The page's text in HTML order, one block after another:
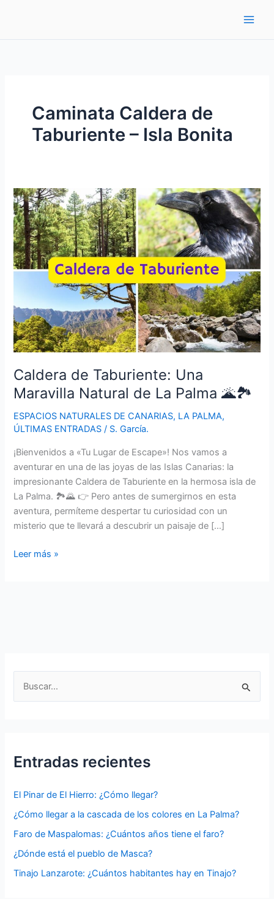
Caminata Caldera de
Taburiente – Isla Bonita
Caldera de Taburiente: Una
Maravilla Natural de La Palma 🌋🏞️
ESPACIOS NATURALES DE CANARIAS, LA PALMA,
ÚLTIMAS ENTRADAS / S. García.
¡Bienvenidos a «Tu Lugar de Escape»! Nos vamos a
aventurar en una de las joyas de las Islas Canarias: la
impresionante Caldera de Taburiente en la hermosa isla de
La Palma. 🏞️🌄 👉 Pero antes de sumergirnos en esta
aventura, permíteme despertar tu curiosidad con un
misterio que te llevará a descubrir un paisaje de […]
Caldera
Palma
🏞️
Leer más »
r
r
:
Entradas recientes
El Pinar de El Hierro: ¿Cómo llegar?
¿Cómo llegar a la cascada de los colores en La Palma?
Faro de Maspalomas: ¿Cuántos años tiene el faro?
¿Dónde está el pueblo de Masca?
Tinajo Lanzarote: ¿Cuántos habitantes hay en Tinajo?